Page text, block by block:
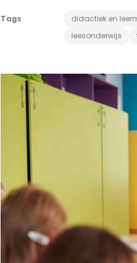
Tags
didactiek en
leesonderwijs